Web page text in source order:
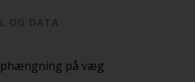
OG DATA
på væg